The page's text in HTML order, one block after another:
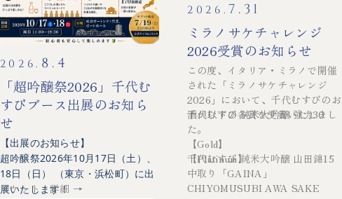
2026. 8.4
「超吟醸祭2026」千代む
すびブース出展のお知ら
せ
【出展のお知らせ】
超吟醸祭2026年10月17日（土）、
18日（日） （東京・浜松町）に出
展いたします！
チケット・詳細 →
2026.7.31
ミラノサケチャレンジ
2026受賞のお知らせ
この度、イタリア・ミラノで開催
された「ミラノサケチャレンジ
2026」において、千代むすびのお
酒が以下の各賞を受賞いたしまし
た。
【Platinum】
千代むすび 純米大吟醸 強力30
【Gold】
千代むすび 純米大吟醸 山田錦15
中取り「GAINA」
CHIYOMUSUBI AWA SAKE